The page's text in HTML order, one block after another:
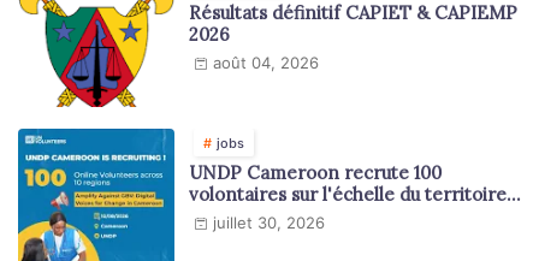
Résultats définitif CAPIET & CAPIEMP
2026
août 04, 2026
jobs
UNDP Cameroon recrute 100
volontaires sur l'échelle du territoire
national
juillet 30, 2026